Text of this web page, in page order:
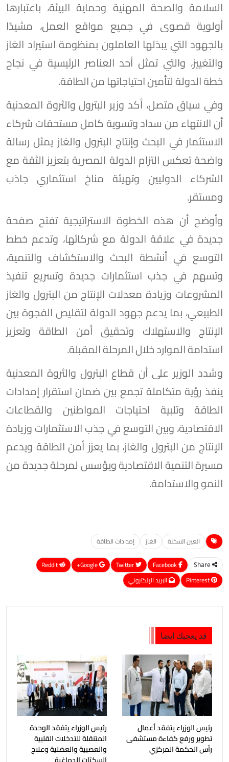
السلامة والصحة المهنية وحماية البيئة، باعتبارها
أولوية قصوى في جميع مواقع العمل، مشيدًا
بالجهود التي يبذلها العاملون بمنظومة استيراد الغاز
والتغييز، والتي تمثل أحد العناصر الرئيسية في نجاح
خطة الدولة لتأمين احتياجاتها من الطاقة.
وفي سياق متصل، أكد وزير البترول والثروة المعدنية
أن الانتهاء من سداد وتسوية كامل مستحقات شركاء
الاستثمار في البحث وإنتاج البترول والغاز يمثل رسالة
واضحة تعكس التزام الدولة المصرية بتعزيز الثقة مع
الشركاء الدوليين وتهيئة مناخ استثماري جاذب
ومستقر.
وأوضح أن هذه الخطوة الاستراتيجية تفتح صفحة
جديدة في علاقة الدولة مع شركائها، وتدعم خطط
التوسع في أنشطة البحث والاستكشاف والتنمية،
وتسهم في جذب استثمارات جديدة وتسريع تنفيذ
المشروعات وزيادة معدلات الإنتاج من البترول والغاز
الطبيعي، بما يدعم جهود الدولة لتقليص الفجوة بين
الإنتاج والاستهلاك وتحقيق أمن الطاقة وتعزيز
استدامة الموارد خلال المرحلة المقبلة.
وشدد الوزير على أن قطاع البترول والثروة المعدنية
ينفذ رؤية متكاملة تجمع بين ضمان استقرار إمدادات
الطاقة وتلبية احتياجات المواطنين والقطاعات
الاقتصادية، وبين التوسع في جذب الاستثمارات وزيادة
الإنتاج من البترول والغاز، بما يعزز أمن الطاقة ويدعم
مسيرة التنمية الاقتصادية ويؤسس لمرحلة جديدة من
النمو والاستدامة.
العين السخنة الغاز إمدادات الطاقة
Share
Google+
ReddIt
Pinterest
البريد الإلكتروني
قد يعجبك ايضا
رئيس الوزراء يتفقد أعمال
تطوير ورفع كفاءة مستشفى
رأس الحكمة المركزي
رئيس الوزراء يتفقد الوحدة
المتنقلة للتدخلات القلبية
والعصبية والعضلية وعلاج